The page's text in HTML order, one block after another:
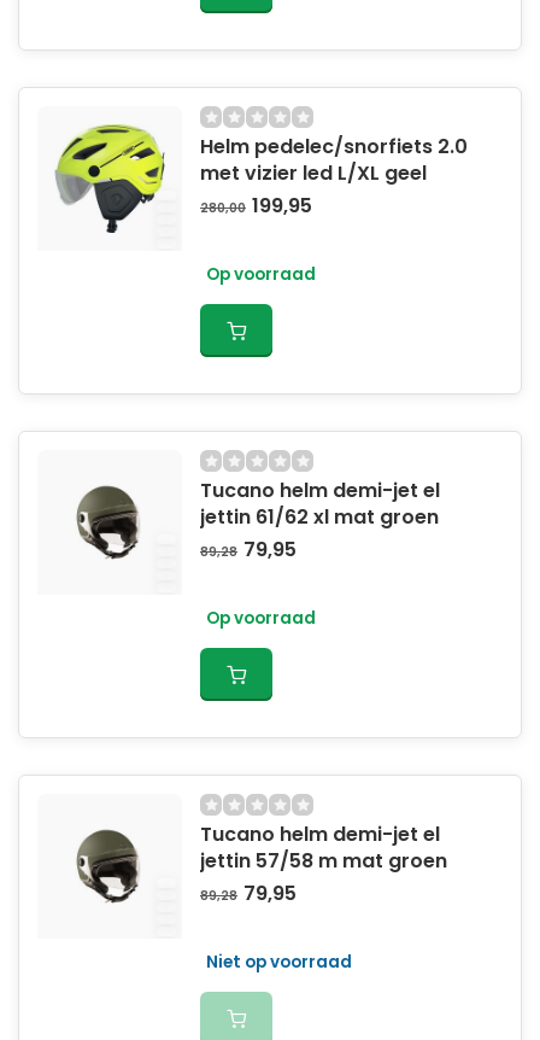
Helm pedelec/snorfiets 2.0
met vizier led L/XL geel
280,00 199,95
Op voorraad
Tucano helm demi-jet el
jettin 61/62 xl mat groen
89,28 79,95
Op voorraad
Tucano helm demi-jet el
jettin 57/58 m mat groen
89,28 79,95
Niet op voorraad